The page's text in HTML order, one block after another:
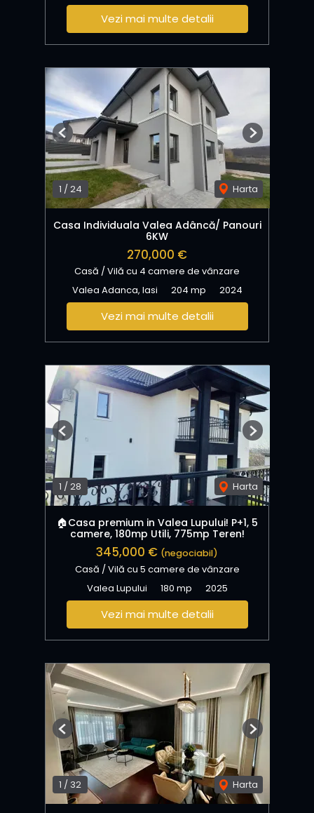
Vezi mai multe detalii
1 /24 Harta
Previous Next
Casa Individuala Valea Adâncă/ Panouri
6KW
270,000 €
Casă / Vilă cu 4 camere de vânzare
Valea Adanca, Iasi
204 mp 2024
Vezi mai multe detalii
1 / 28 Harta
Previous Next
🏠Casa premium in Valea Lupului! P+1, 5
camere, 180mp Utili, 775mp Teren!
345,000 € (negociabil)
Casă / Vilă cu 5 camere de vânzare
Valea Lupului
180 mp 2025
Vezi mai multe detalii
1 / 32 Harta
Previous Next